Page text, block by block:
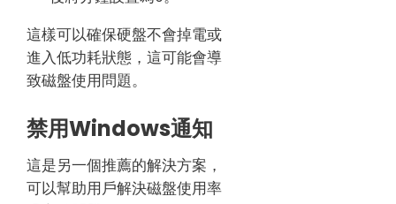
這樣可以確保硬盤不會掉電或
進入低功耗狀態，這可能會導
致磁盤使用問題。
禁用Windows通知
這是另一個推薦的解決方案，
可以幫助用戶解決磁盤使用率